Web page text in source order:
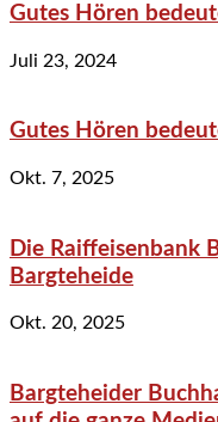
Gutes Hören
Juli 23, 2024
Gutes Hören
Okt. 7, 2025
Die Raiffeisenbank
Bargteheide
Okt. 20, 2025
Bargteheider